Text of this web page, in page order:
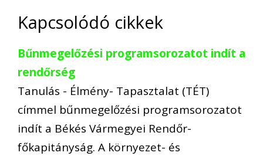
Kapcsolódó cikkek
Bűnmegelőzési programsorozatot indít a
rendőrség
Tanulás - Élmény- Tapasztalat (TÉT)
címmel bűnmegelőzési programsorozatot
indít a Békés Vármegyei Rendőr-
főkapitányság. A környezet- és